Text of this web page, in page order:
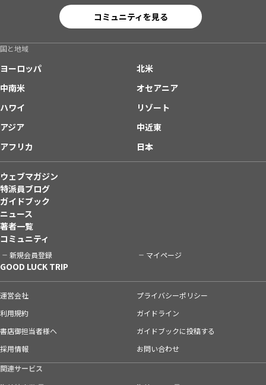
コミュニティを見る
国と地域
ヨーロッパ
北米
中南米
オセアニア
ハワイ
リゾート
アジア
中近東
アフリカ
日本
ウェブマガジン
特派員ブログ
ガイドブック
ニュース
著者一覧
コミュニティ
新規会員登録 マイページ
GOOD LUCK TRIP
運営会社
プライバシーポリシー
利用規約
ガイドライン
書店御担当者様へ
ガイドブックに投稿する
採用情報
お問い合わせ
関連サービス